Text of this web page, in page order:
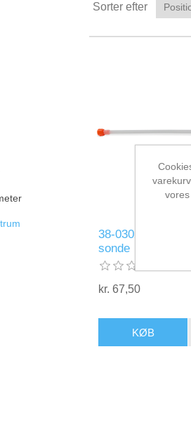
Sorter efter
38-0302-1 Large
sonde
kr. 67,50